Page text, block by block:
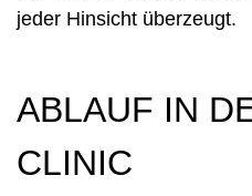
jeder Hinsicht überzeugt.
ABLAUF IN
CLINIC